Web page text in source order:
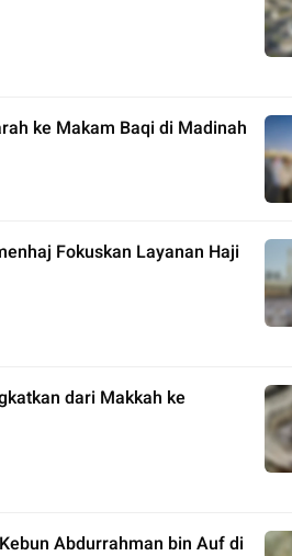
ke Makam Baqi di Madinah
Fokuskan Layanan Haji
dari Makkah ke
Abdurrahman bin Auf di